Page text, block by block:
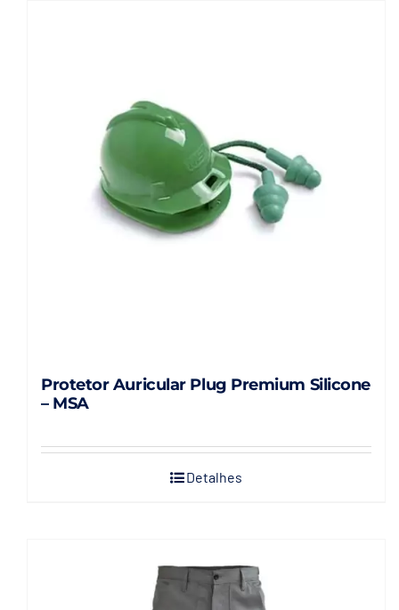
Protetor Auricular Plug Premium Silicone
– MSA
Detalhes